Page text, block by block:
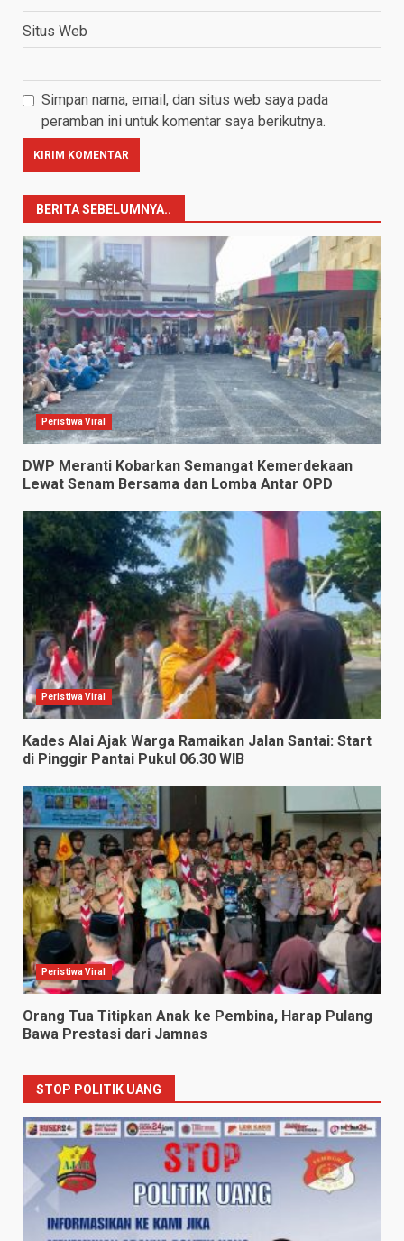
Situs Web
Simpan nama, email, dan situs web saya pada
peramban ini untuk komentar saya berikutnya.
BERITA SEBELUMNYA..
Peristiwa Viral
DWP Meranti Kobarkan Semangat Kemerdekaan
Lewat Senam Bersama dan Lomba Antar OPD
Peristiwa Viral
Kades Alai Ajak Warga Ramaikan Jalan Santai: Start
di Pinggir Pantai Pukul 06.30 WIB
Peristiwa Viral
Orang Tua Titipkan Anak ke Pembina, Harap Pulang
Bawa Prestasi dari Jamnas
STOP POLITIK UANG